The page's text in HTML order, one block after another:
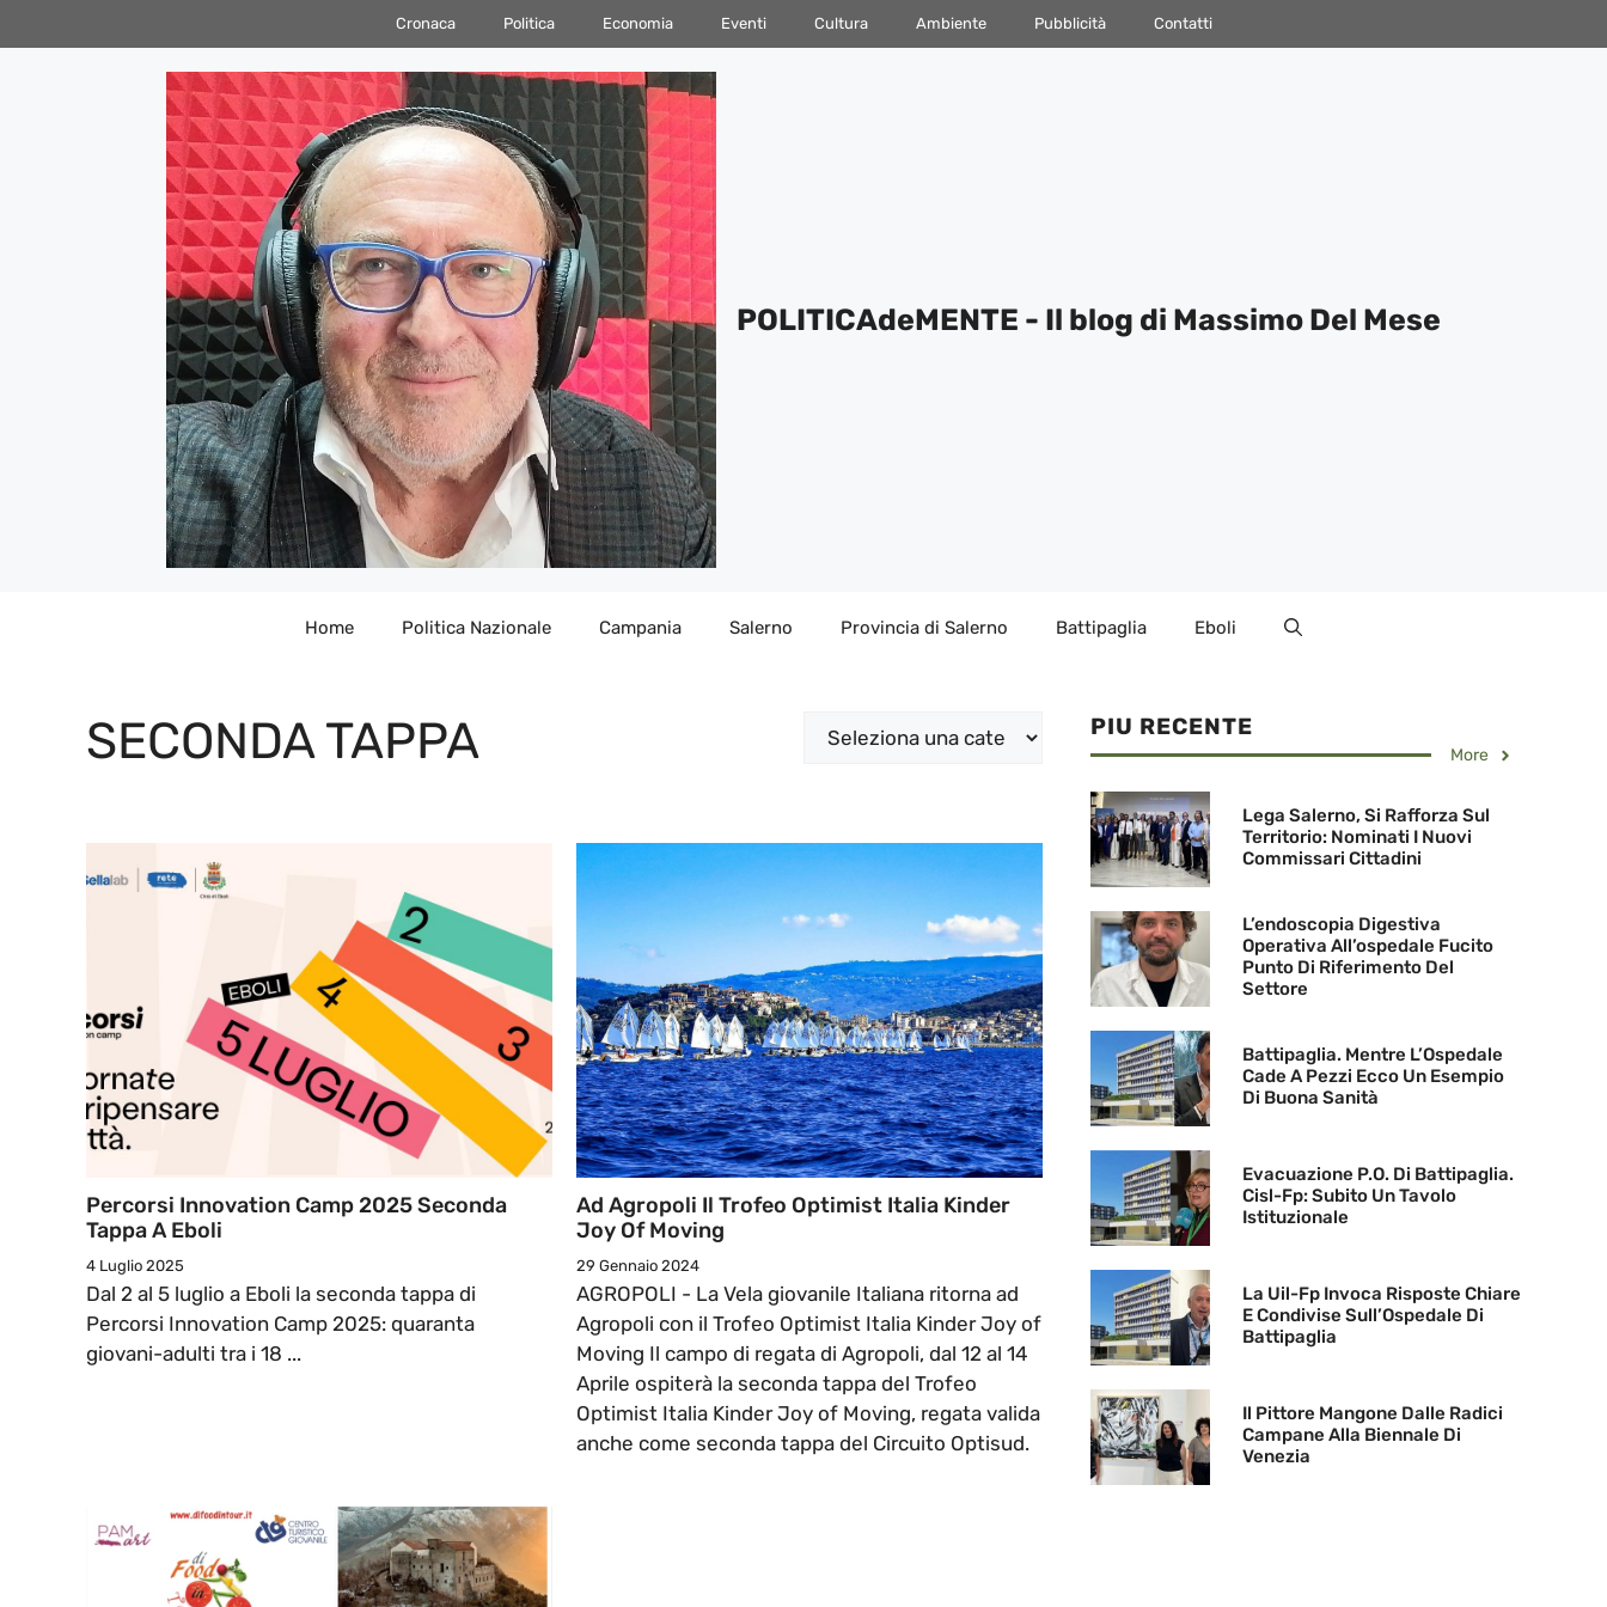
al
Cronaca Politica Economia Eventi Cultura Ambiente Pubblicità Contatti
POLITICAdeMENTE - Il blog di Massimo Del Mese
Home Politica Nazionale Campania Salerno Provincia di Salerno Battipaglia Eboli
SECONDA TAPPA Categorie
Percorsi Innovation Camp 2025 Seconda
Tappa A Eboli
4 Luglio 2025
Dal 2 al 5 luglio a Eboli la seconda tappa di
Percorsi Innovation Camp 2025: quaranta
giovani-adulti tra i 18 ...
Ad Agropoli Il Trofeo Optimist Italia Kinder
Joy Of Moving
29 Gennaio 2024
AGROPOLI - La Vela giovanile Italiana ritorna ad
Agropoli con il Trofeo Optimist Italia Kinder Joy of
Moving Il campo di regata di Agropoli, dal 12 al 14
Aprile ospiterà la seconda tappa del Trofeo
Optimist Italia Kinder Joy of Moving, regata valida
anche come seconda tappa del Circuito Optisud.
PIU RECENTE
More
Lega Salerno, Si Rafforza Sul
Territorio: Nominati I Nuovi
Commissari Cittadini
L’endoscopia Digestiva
Operativa All’ospedale Fucito
Punto Di Riferimento Del
Settore
Battipaglia. Mentre L’Ospedale
Cade A Pezzi Ecco Un Esempio
Di Buona Sanità
Evacuazione P.O. Di Battipaglia.
Cisl-Fp: Subito Un Tavolo
Istituzionale
La Uil-Fp Invoca Risposte Chiare
E Condivise Sull’Ospedale Di
Battipaglia
Il Pittore Mangone Dalle Radici
Campane Alla Biennale Di
Venezia